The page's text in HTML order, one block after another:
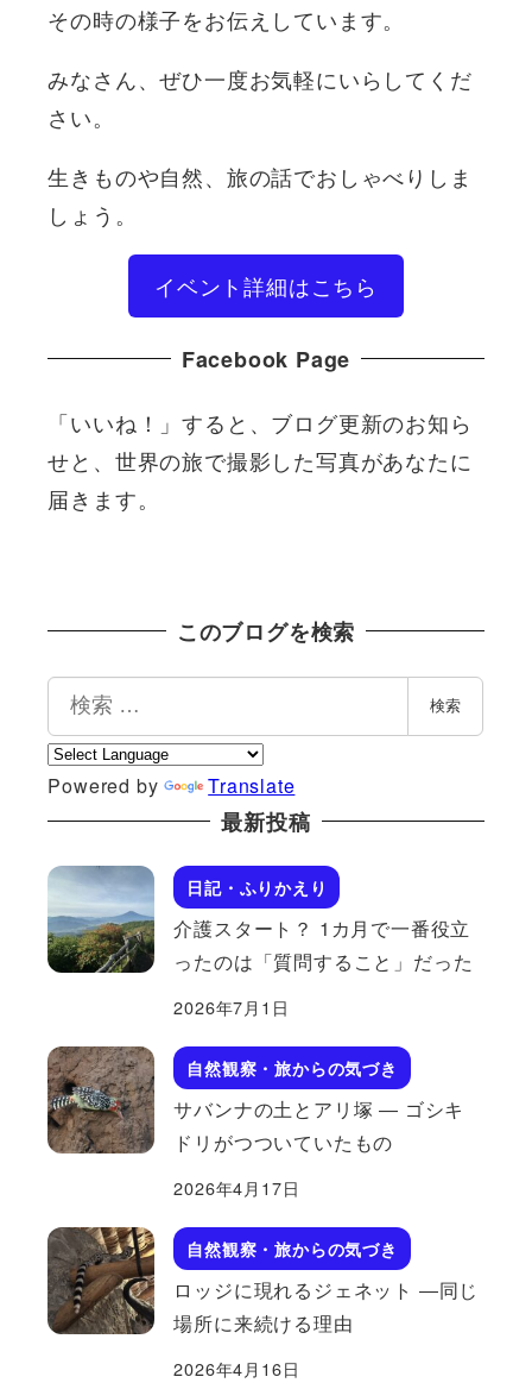
その時の様子をお伝えしています。
みなさん、ぜひ一度お気軽にいらしてくだ
さい。
生きものや自然、旅の話でおしゃべりしま
しょう。
イベント詳細はこちら
Facebook Page
「いいね！」すると、ブログ更新のお知ら
せと、世界の旅で撮影した写真があなたに
届きます。
このブログを検索
検
検索
Powered by Translate
最新投稿
日記・ふりかえり
介護スタート？ 1カ月で一番役立
ったのは「質問すること」だった
2026年7月1日
自然観察・旅からの気づき
サバンナの土とアリ塚 ― ゴシキ
ドリがつついていたもの
2026年4月17日
自然観察・旅からの気づき
ロッジに現れるジェネット ―同じ
場所に来続ける理由
2026年4月16日